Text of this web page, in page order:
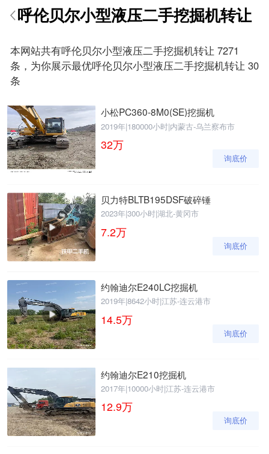
呼伦贝尔小型液压二手挖掘机转让
本网站共有呼伦贝尔小型液压二手挖掘机转让 7271
条，为你展示最优呼伦贝尔小型液压二手挖掘机转让 30
条
小松PC360-8M0(SE)挖掘机
2019年|180000小时|内蒙古-乌兰察布市
32万
询底价
贝力特BLTB195DSF破碎锤
2023年|300小时|湖北-黄冈市
7.2万
询底价
约翰迪尔E240LC挖掘机
2019年|8642小时|江苏-连云港市
14.5万
询底价
约翰迪尔E210挖掘机
2017年|10000小时|江苏-连云港市
12.9万
询底价
取
证
码
请输入手机号
交
表
示
您
同
《隐
策》